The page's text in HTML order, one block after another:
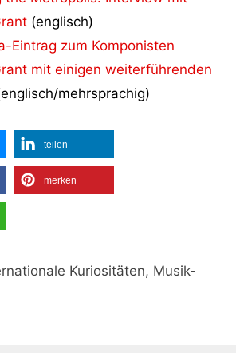
(englisch)
Eintrag zum Komponisten
mit einigen weiterführenden
mehrsprachig)
teilen
merken
Kuriositäten, Musik-